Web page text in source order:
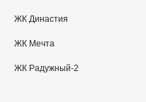
ЖК Династия
ЖК Мечта
ЖК Радужный-2